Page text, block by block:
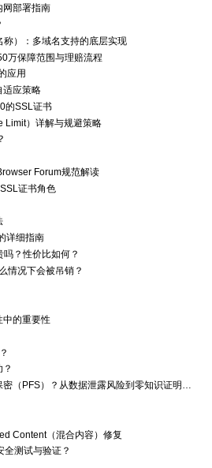
网部署指南
）：多域名支持的底层实现
万保障范围与理赔流程
应用
适应策略
的SSL证书
Limit）详解与规避策略
Forum规范解读
证书角色
详细指南
吗？性价比如何？
情况下会被吊销？
中的重要性
为什么SSL证书必须启用前向保密（PFS）？从数据泄露风险到零知识证明的安全价值分析
Content（混合内容）修复
全测试与验证？